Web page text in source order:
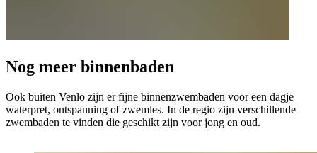
Nog meer binnenbaden
Ook buiten Venlo zijn er fijne binnenzwembaden voor een dagje
waterpret, ontspanning of zwemles. In de regio zijn verschillende
zwembaden te vinden die geschikt zijn voor jong en oud.